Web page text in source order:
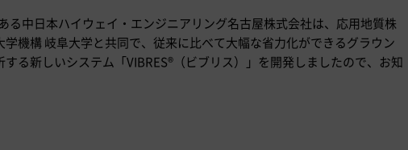
る中日本ハイウェイ・エンジニアリング名古屋株式会社は、応用地質株
機構 岐阜大学と共同で、従来に比べて大幅な省力化ができるグラウン
る新しいシステム「VIBRES®（ビブリス）」を開発しましたので、お知